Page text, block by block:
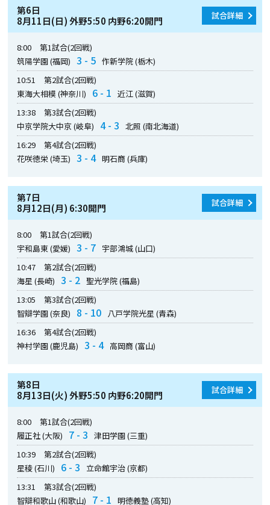
第6日
8月11日(日) 外野5:50 内野6:20開門
試合詳細
8:00
第1試合(2回戦)
筑陽学園 (福岡)
3 - 5 作新学院 (栃木)
10:51
第2試合(2回戦)
東海大相模 (神奈川)
6 - 1
近江 (滋賀)
13:38
第3試合(2回戦)
中京学院大中京 (岐阜)
4 - 3
北照 (南北海道)
16:29
第4試合(2回戦)
花咲徳栄 (埼玉)
3 - 4 明石商 (兵庫)
第7日
8月12日(月) 6:30開門
試合詳細
8:00
第1試合(2回戦)
宇和島東 (愛媛)
3 - 7 宇部鴻城 (山口)
10:47
第2試合(2回戦)
海星 (長崎)
3 - 2 聖光学院 (福島)
13:05
第3試合(2回戦)
智辯学園 (奈良)
8 - 10 八戸学院光星 (青森)
16:36
第4試合(2回戦)
神村学園 (鹿児島)
3 - 4 高岡商 (富山)
第8日
8月13日(火) 外野5:50 内野6:20開門
試合詳細
8:00
第1試合(2回戦)
履正社 (大阪)
7 - 3
津田学園 (三重)
10:39
第2試合(2回戦)
星稜 (石川)
6 - 3
立命館宇治 (京都)
13:31
第3試合(2回戦)
智辯和歌山 (和歌山)
7 - 1 明徳義塾 (高知)